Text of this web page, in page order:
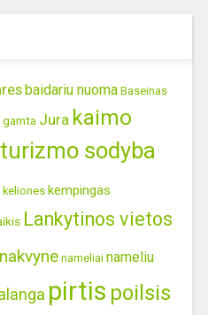
baidariu nuoma Baseinas
gamta Jura kaimo
sodyba
keliones kempingas
Lankytinos vietos
nakvyne nameliai nameliu
pirtis poilsis